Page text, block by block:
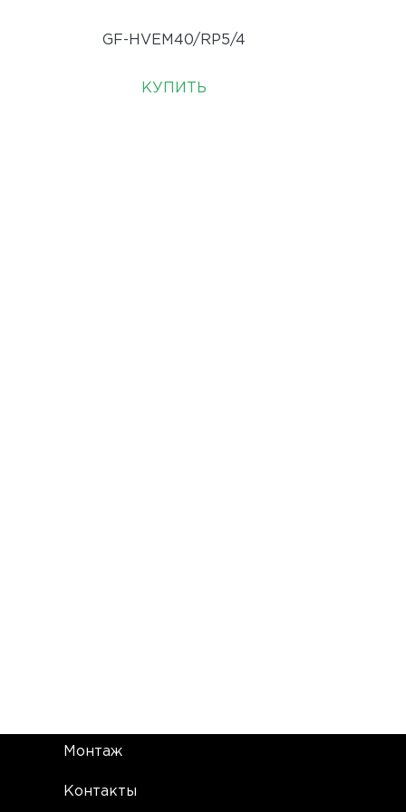
GF-HVEM40/RP5/4
КУПИТЬ
Монтаж
Контакты